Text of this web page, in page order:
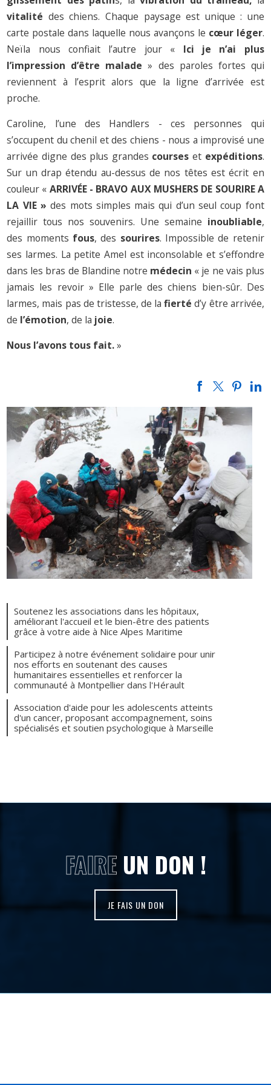
vitalité des chiens. Chaque paysage est unique : une
carte postale dans laquelle nous avançons le cœur léger.
Neïla nous confiait l’autre jour « Ici je n’ai plus
l’impression d’être malade » des paroles fortes qui
reviennent à l’esprit alors que la ligne d’arrivée est
proche.
Caroline, l’une des Handlers - ces personnes qui
s’occupent du chenil et des chiens - nous a improvisé une
arrivée digne des plus grandes courses et expéditions.
Sur un drap étendu au-dessus de nos têtes est écrit en
couleur « ARRIVÉE - BRAVO AUX MUSHERS DE SOURIRE A
LA VIE » des mots simples mais qui d’un seul coup font
rejaillir tous nos souvenirs. Une semaine inoubliable,
des moments fous, des sourires. Impossible de retenir
ses larmes. La petite Amel est inconsolable et s’effondre
dans les bras de Blandine notre médecin « je ne vais plus
jamais les revoir » Elle parle des chiens bien-sûr. Des
larmes, mais pas de tristesse, de lafierté d’y être arrivée,
de l’émotion, de la joie.
Nous l’avons tous fait.»
Soutenez les associations dans les hôpitaux,
améliorant l'accueil et le bien-être des patients
grâce à votre aide à Nice Alpes Maritime
Participez à notre événement solidaire pour unir
nos efforts en soutenant des causes
humanitaires essentielles et renforcer la
communauté à Montpellier dans l'Hérault
Association d'aide pour les adolescents atteints
d'un cancer, proposant accompagnement, soins
spécialisés et soutien psychologique à Marseille
FAIREUN DON !
JE FAIS UN DON